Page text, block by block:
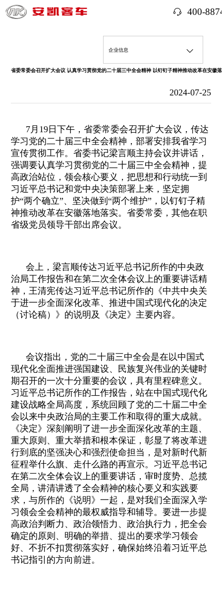
400-
企业信息
机构领导
经营情况
国有资产保值增值
财务状况
企业年度报告
重大决策
重大人事任免
重大项目安排
大额资金运作
社会责任履行
社会责任报告
社会公益
帮扶乡村振兴
整改落实情况
监督渠道
监督渠道及结果反馈
企业党建
主题教育
二十大
其他事项
省委常委会召开扩大会议 认真学习贯彻党的二十届三中全会精神 以钉钉子精神推动改革在安徽
2024-07-25
7月19日下午，省委常委会召开扩大会议，传达
学习党的二十届三中全会精神，部署安排我省学习
宣传贯彻工作。省委书记梁言顺主持会议并讲话，
强调要认真学习贯彻党的二十届三中全会精神，提
高政治站位，领会核心要义，把思想和行动统一到
习近平总书记和党中央决策部署上来，坚定拥
护“两个确立”、坚决做到“两个维护”，以钉钉子精
神推动改革在安徽落地落实。省委常委，其他在职
省级党员领导干部出席会议。
会上，梁言顺传达习近平总书记所作的中央政
治局工作报告和在第二次全体会议上的重要讲话精
神，王清宪传达习近平总书记所作的《中共中央关
于进一步全面深化改革、推进中国式现代化的决定
（讨论稿）》的说明及《决定》主要内容。
会议指出，党的二十届三中全会是在以中国式
现代化全面推进强国建设、民族复兴伟业的关键时
期召开的一次十分重要的会议，具有里程碑意义。
习近平总书记所作的工作报告，站在中国式现代化
建设战略全局高度，系统回顾了党的二十届二中全
会以来中央政治局的主要工作和取得的重大成就。
《决定》深刻阐明了进一步全面深化改革的主题、
重大原则、重大举措和根本保证，彰显了将改革进
行到底的坚强决心和强烈使命担当，是对新时代新
征程举什么旗、走什么路的再宣示。习近平总书记
在第二次全体会议上的重要讲话，审时度势、总揽
全局，讲清讲透了全会精神的核心要义和实践要
求，与所作的《说明》一起，是对我们全面深入学
习领会全会精神的最权威指导和辅导。要进一步提
高政治判断力、政治领悟力、政治执行力，把全会
确定的原则、明确的举措、提出的要求学习领会
好、不折不扣贯彻落实好，确保始终沿着习近平总
书记指引的方向前进。